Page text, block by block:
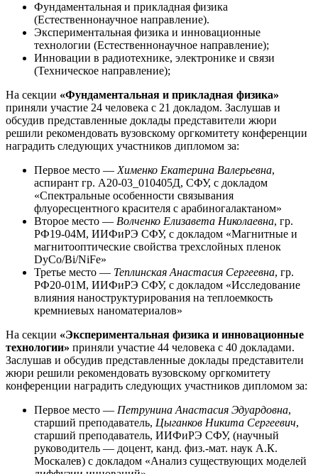
Фундаментальная и прикладная физика
(Естественнонаучное направление).
Экспериментальная физика и инновационные
технологии (Естественнонаучное направление);
Инновации в радиотехнике, электронике и связи
(Техническое направление);
На секции «Фундаментальная и прикладная физика»
приняли участие 24 человека с 21 докладом. Заслушав и
обсудив представленные доклады представители жюри
решили рекомендовать вузовскому оргкомитету конференции
наградить следующих участников дипломом за:
Первое место — Хименко Екатерина Валерьевна,
аспирант гр. А20-03_010405Д, СФУ, с докладом
«Спектральные особенности связывания
флуоресцентного красителя с арабиногалактаном»
Второе место — Волченко Елизавета Николаевна, гр.
РФ19-04М, ИИФиРЭ СФУ, с докладом «Магнитные и
магнитооптические свойства трехслойных пленок
DyCo/Bi/NiFe»
Третье место — Теплинская Анастасия Сергеевна, гр.
РФ20-01М, ИИФиРЭ СФУ, с докладом «Исследование
влияния наноструктурирования на теплоемкость
кремниевых наноматериалов»
На секции «Экспериментальная физика и инновационные
технологии» приняли участие 44 человека с 40 докладами.
Заслушав и обсудив представленные доклады представители
жюри решили рекомендовать вузовскому оргкомитету
конференции наградить следующих участников дипломом за:
Первое место — Петрунина Анастасия Эдуардовна,
старший преподаватель, Цыганков Никита Сергеевич,
старший преподаватель, ИИФиРЭ СФУ, (научный
руководитель — доцент, канд. физ.-мат. наук А.К.
Москалев) с докладом «Анализ существующих моделей